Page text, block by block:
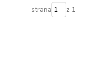
strana z 1